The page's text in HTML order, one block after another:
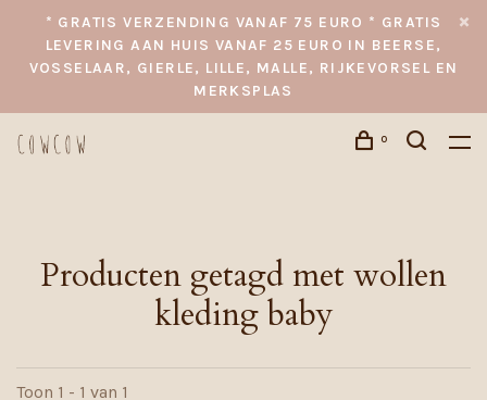
* GRATIS VERZENDING VANAF 75 EURO * GRATIS
LEVERING AAN HUIS VANAF 25 EURO IN BEERSE,
VOSSELAAR, GIERLE, LILLE, MALLE, RIJKEVORSEL EN
MERKSPLAS
0
Producten getagd met wollen
kleding baby
Toon 1 - 1 van 1